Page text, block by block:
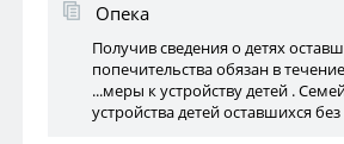
Опека
Получив сведения о детях
попечительства обязан в
...меры к устройству детей .
устройства детей оставшихся